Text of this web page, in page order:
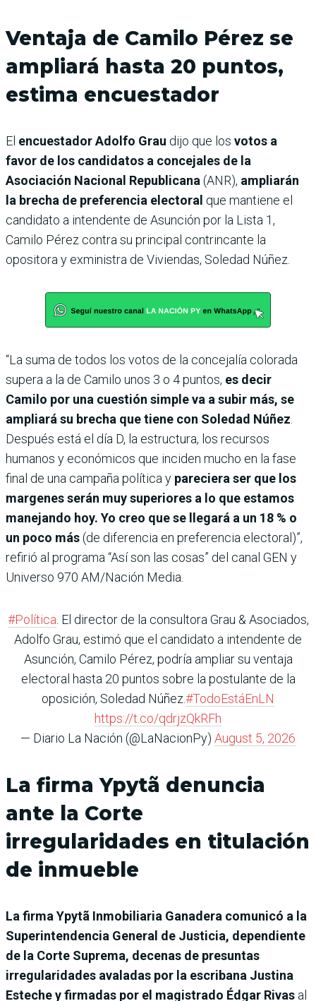
Ventaja de Camilo Pérez se
ampliará hasta 20 puntos,
estima encuestador
El encuestador Adolfo Grau dijo que los votos a
favor de los candidatos a concejales de la
Asociación Nacional Republicana(ANR), ampliarán
la brecha de preferencia electoral que mantiene el
candidato a intendente de Asunción por la Lista 1,
Camilo Pérez contra su principal contrincante la
opositora y exministra de Viviendas, Soledad Núñez.
“La suma de todos los votos de la concejalía colorada
supera a la de Camilo unos 3 o 4 puntos, es decir
Camilo por una cuestión simple va a subir más, se
ampliará su brecha que tiene con Soledad Núñez.
Después está el día D, la estructura, los recursos
humanos y económicos que inciden mucho en la fase
final de una campaña política y pareciera ser que los
margenes serán muy superiores a lo que estamos
manejando hoy. Yo creo que se llegará a un 18 % o
un poco más(de diferencia en preferencia electoral)”,
refirió al programa “Así son las cosas” del canal GEN y
Universo 970 AM/Nación Media.
#Política. El director de la consultora Grau & Asociados,
Adolfo Grau, estimó que el candidato a intendente de
Asunción, Camilo Pérez, podría ampliar su ventaja
electoral hasta 20 puntos sobre la postulante de la
oposición, Soledad Núñez.#TodoEstáEnLN
https://t.co/qdrjzQkRFh
— Diario La Nación (@LaNacionPy) August 5, 2026
La firma Ypytã denuncia
ante la Corte
irregularidades en titulación
de inmueble
La firma Ypytã Inmobiliaria Ganadera comunicó a la
Superintendencia General de Justicia, dependiente
de la Corte Suprema, decenas de presuntas
irregularidades avaladas por la escribana Justina
Esteche y firmadas por el magistrado Édgar Rivas al